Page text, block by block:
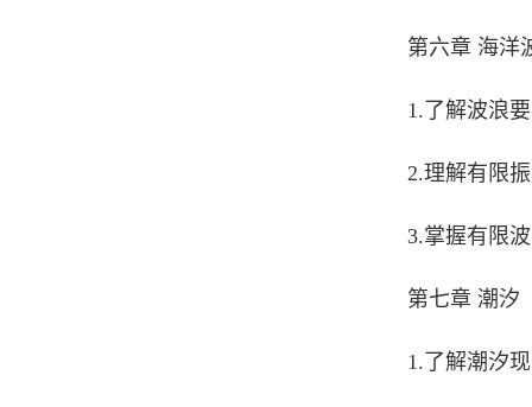
第六章 海洋
1.了解波浪
2.理解有限
3.掌握有限
第七章 潮汐
1.了解潮汐